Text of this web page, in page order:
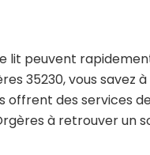
lit peuvent
35230, vous
offrent des services
à retrouver un